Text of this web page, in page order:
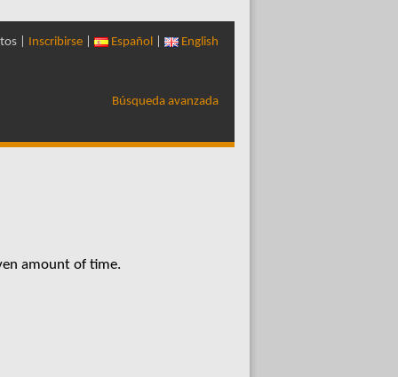
| Inscribirse Español English
Búsqueda avanzada
amount of time.